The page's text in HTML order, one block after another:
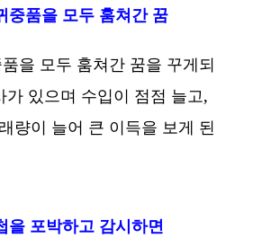
중품을 모두 훔쳐간 꿈
을 모두 훔쳐간 꿈을 꾸게되
가 있으며 수입이 점점 늘고,
량이 늘어 큰 이득을 보게 된
을 포박하고 감시하면